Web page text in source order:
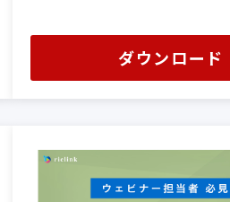
ダウンロード